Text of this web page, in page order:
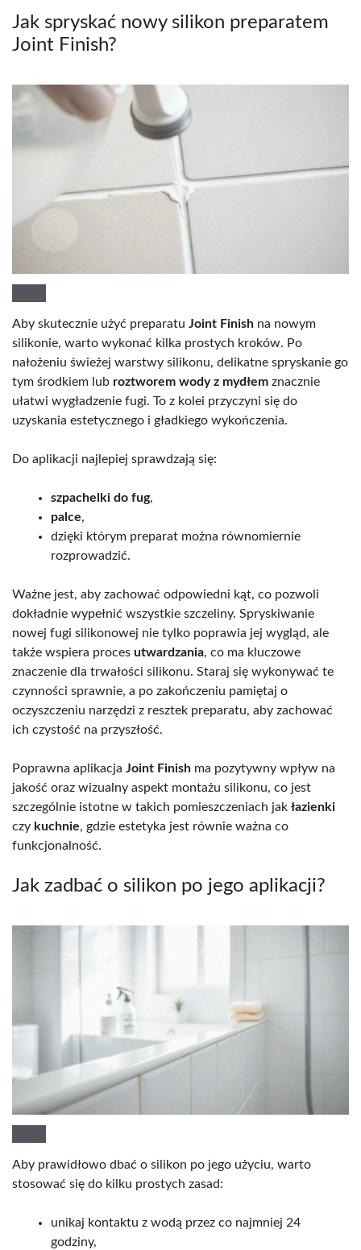
Jak spryskać nowy silikon preparatem
Joint Finish?
Aby skutecznie użyć preparatu Joint Finish na nowym
silikonie, warto wykonać kilka prostych kroków. Po
nałożeniu świeżej warstwy silikonu, delikatne spryskanie go
tym środkiem lub roztworem wody z mydłem znacznie
ułatwi wygładzenie fugi. To z kolei przyczyni się do
uzyskania estetycznego i gładkiego wykończenia.
Do aplikacji najlepiej sprawdzają się:
szpachelki do fug,
palce,
dzięki którym preparat można równomiernie
rozprowadzić.
Ważne jest, aby zachować odpowiedni kąt, co pozwoli
dokładnie wypełnić wszystkie szczeliny. Spryskiwanie
nowej fugi silikonowej nie tylko poprawia jej wygląd, ale
także wspiera proces utwardzania, co ma kluczowe
znaczenie dla trwałości silikonu. Staraj się wykonywać te
czynności sprawnie, a po zakończeniu pamiętaj o
oczyszczeniu narzędzi z resztek preparatu, aby zachować
ich czystość na przyszłość.
Poprawna aplikacja Joint Finish ma pozytywny wpływ na
jakość oraz wizualny aspekt montażu silikonu, co jest
szczególnie istotne w takich pomieszczeniach jak łazienki
czy kuchnie, gdzie estetyka jest równie ważna co
funkcjonalność.
Jak zadbać o silikon po jego aplikacji?
Aby prawidłowo dbać o silikon po jego użyciu, warto
stosować się do kilku prostych zasad:
unikaj kontaktu z wodą przez co najmniej 24
godziny,